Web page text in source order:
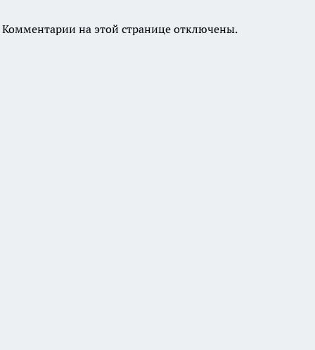
Комментарии на этой странице отключены.